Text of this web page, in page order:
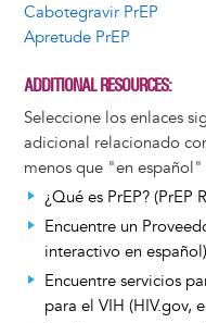
Cabotegravir PrEP
Apretude PrEP
ADDITIONAL RESOURCES
Seleccione los enlaces
adicional relacionado
menos que "en
¿Qué es PrEP? (PrEP
Encuentre un
interactivo en español)
Encuentre servicios
para el VIH (HIV.gov,